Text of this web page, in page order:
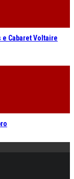
Cabaret Voltaire